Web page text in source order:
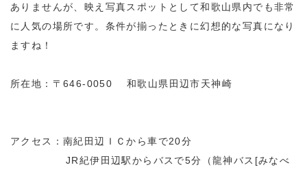
ありませんが、映え写真スポットとして和歌山県内でも非常
に人気の場所です。条件が揃ったときに幻想的な写真になり
ますね！
所在地：〒646-0050 和歌山県田辺市天神崎
アクセス：南紀田辺ＩＣから車で20分
JR紀伊田辺駅からバスで5分（龍神バス[みなべ